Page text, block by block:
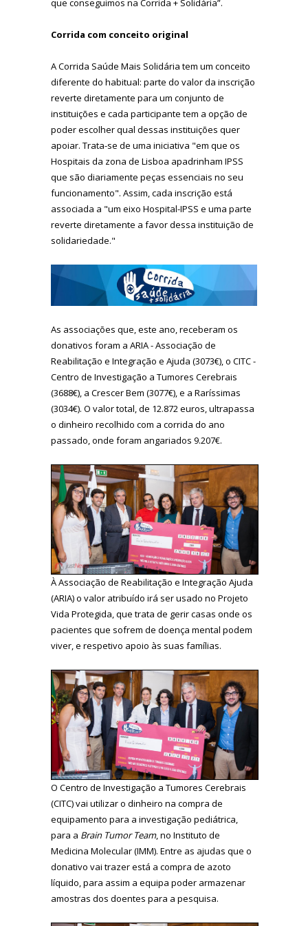
que conseguimos na Corrida + Solidária”.
Corrida com conceito original
A Corrida Saúde Mais Solidária tem um conceito
diferente do habitual: parte do valor da inscrição
reverte diretamente para um conjunto de
instituições e cada participante tem a opção de
poder escolher qual dessas instituições quer
apoiar. Trata-se de uma iniciativa "em que os
Hospitais da zona de Lisboa apadrinham IPSS
que são diariamente peças essenciais no seu
funcionamento". Assim, cada inscrição está
associada a "um eixo Hospital-IPSS e uma parte
reverte diretamente a favor dessa instituição de
solidariedade."
As associações que, este ano, receberam os
donativos foram a ARIA - Associação de
Reabilitação e Integração e Ajuda (3073€), o CITC -
Centro de Investigação a Tumores Cerebrais
(3688€), a Crescer Bem (3077€), e a Raríssimas
(3034€). O valor total, de 12.872 euros, ultrapassa
o dinheiro recolhido com a corrida do ano
passado, onde foram angariados 9.207€.
À Associação de Reabilitação e Integração Ajuda
(ARIA) o valor atribuído irá ser usado no Projeto
Vida Protegida, que trata de gerir casas onde os
pacientes que sofrem de doença mental podem
viver, e respetivo apoio às suas famílias.
O Centro de Investigação a Tumores Cerebrais
(CITC) vai utilizar o dinheiro na compra de
equipamento para a investigação pediátrica,
para a Brain Tumor Team, no Instituto de
Medicina Molecular (IMM). Entre as ajudas que o
donativo vai trazer está a compra de azoto
líquido, para assim a equipa poder armazenar
amostras dos doentes para a pesquisa.